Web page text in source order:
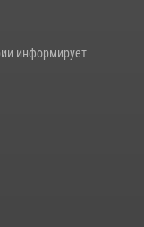
информирует